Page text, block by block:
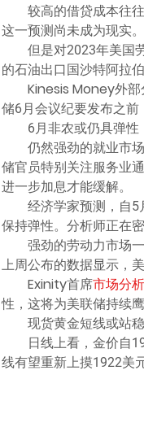
较高的借贷成本往
这一预测尚未成为现实。
但是对2023年美国
的石油出口国沙特阿拉
Kinesis Money外
储6月会议纪要发布之前
6月非农或仍具弹性
仍然强劲的就业市
储官员特别关注服务业
进一步加息才能缓解。
经济学家预测，自
保持弹性。分析师正在
强劲的劳动力市场
上周公布的数据显示，
Exinity首席市场分析
性，这将为美联储持续
现货黄金短线或站
日线上看，金价自
线有望重新上摸1922美